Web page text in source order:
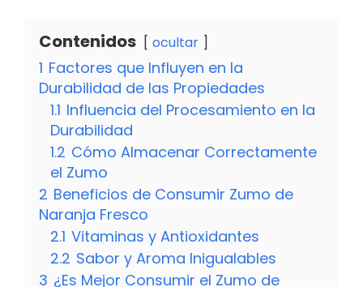
Contenidos ocultar
1 Factores que Influyen en la
Durabilidad de las Propiedades
1.1 Influencia del Procesamiento en la
Durabilidad
1.2 Cómo Almacenar Correctamente
el Zumo
2 Beneficios de Consumir Zumo de
Naranja Fresco
2.1 Vitaminas y Antioxidantes
2.2 Sabor y Aroma Inigualables
3 ¿Es Mejor Consumir el Zumo de